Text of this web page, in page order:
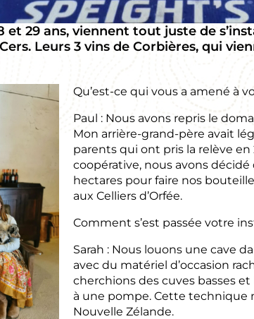
et 29 ans, viennent tout juste de
Leurs 3 vins de Corbières, qui
Qu’est-ce qui vous a amené à
Paul : Nous avons repris le
Mon arrière-grand-père avait
parents qui ont pris la relève en
coopérative, nous avons
hectares pour faire nos
aux Celliers d’Orfée.
Comment s’est passée votre
Sarah : Nous louons une cave
avec du matériel d’occasion
cherchions des cuves basses
à une pompe. Cette technique
Nouvelle Zélande.